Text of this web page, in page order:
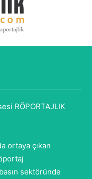
RÖPORTAJLIK
ortaya çıkan
sektöründe